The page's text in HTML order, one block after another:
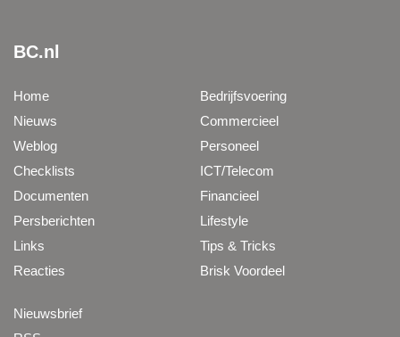
BC.nl
Home
Nieuws
Weblog
Checklists
Documenten
Persberichten
Links
Reacties
Bedrijfsvoering
Commercieel
Personeel
ICT/Telecom
Financieel
Lifestyle
Tips & Tricks
Brisk Voordeel
Nieuwsbrief